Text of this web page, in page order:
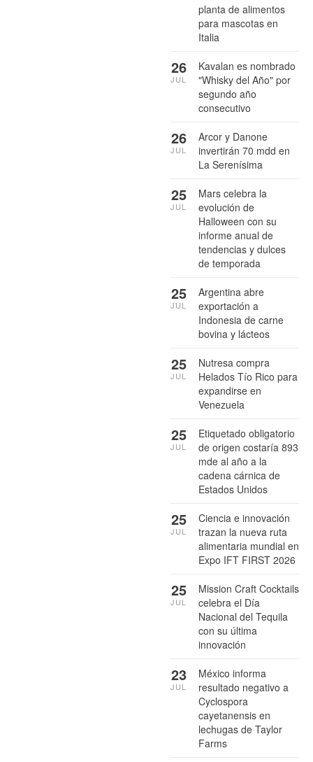
planta de alimentos
para mascotas en
Italia
Kavalan es nombrado
"Whisky del Año" por
segundo año
consecutivo
26
JUL
Arcor y Danone
invertirán 70 mdd en
La Serenísima
26
JUL
Mars celebra la
evolución de
Halloween con su
informe anual de
tendencias y dulces
de temporada
25
JUL
Argentina abre
exportación a
Indonesia de carne
bovina y lácteos
25
JUL
Nutresa compra
Helados Tío Rico para
expandirse en
Venezuela
25
JUL
Etiquetado obligatorio
de origen costaría 893
mde al año a la
cadena cárnica de
Estados Unidos
25
JUL
Ciencia e innovación
trazan la nueva ruta
alimentaria mundial en
Expo IFT FIRST 2026
25
JUL
Mission Craft Cocktails
celebra el Día
Nacional del Tequila
con su última
innovación
25
JUL
México informa
resultado negativo a
Cyclospora
cayetanensis en
lechugas de Taylor
Farms
23
JUL